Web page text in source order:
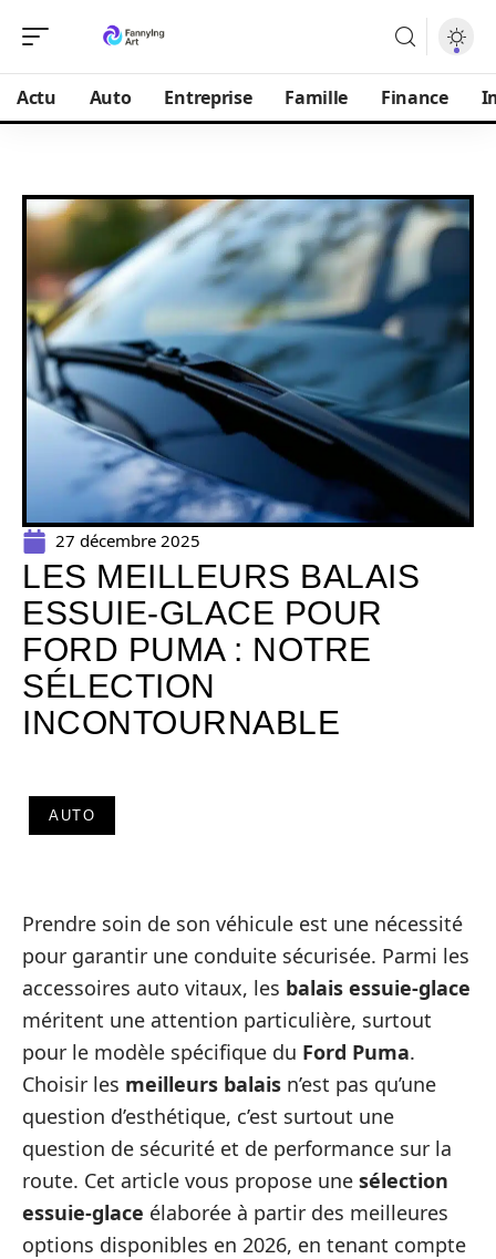
Actu Auto Entreprise Famille Finance
27 décembre 2025
LES MEILLEURS BALAIS
ESSUIE-GLACE POUR
FORD PUMA : NOTRE
SÉLECTION
INCONTOURNABLE
AUTO
Prendre soin de son véhicule est une nécessité
pour garantir une conduite sécurisée. Parmi les
accessoires auto vitaux, les balais essuie-glace
méritent une attention particulière, surtout
pour le modèle spécifique du Ford Puma.
Choisir les meilleurs balais n’est pas qu’une
question d’esthétique, c’est surtout une
question de sécurité et de performance sur la
route. Cet article vous propose une sélection
essuie-glace élaborée à partir des meilleures
options disponibles en 2026, en tenant compte